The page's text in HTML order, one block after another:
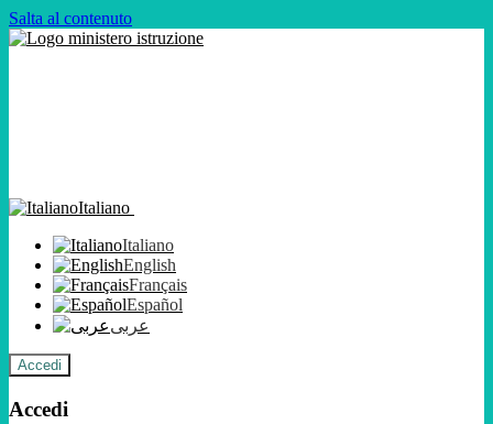
Salta al contenuto
Italiano
Italiano
English
Français
Español
عربى
Accedi
Accedi